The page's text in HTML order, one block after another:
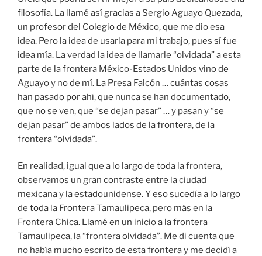
filosofía. La llamé así gracias a Sergio Aguayo Quezada,
un profesor del Colegio de México, que me dio esa
idea. Pero la idea de usarla para mi trabajo, pues sí fue
idea mía. La verdad la idea de llamarle “olvidada” a esta
parte de la frontera México-Estados Unidos vino de
Aguayo y no de mí. La Presa Falcón … cuántas cosas
han pasado por ahí, que nunca se han documentado,
que no se ven, que “se dejan pasar” … y pasan y “se
dejan pasar” de ambos lados de la frontera, de la
frontera “olvidada”.
En realidad, igual que a lo largo de toda la frontera,
observamos un gran contraste entre la ciudad
mexicana y la estadounidense. Y eso sucedía a lo largo
de toda la Frontera Tamaulipeca, pero más en la
Frontera Chica. Llamé en un inicio a la frontera
Tamaulipeca, la “frontera olvidada”. Me di cuenta que
no había mucho escrito de esta frontera y me decidí a